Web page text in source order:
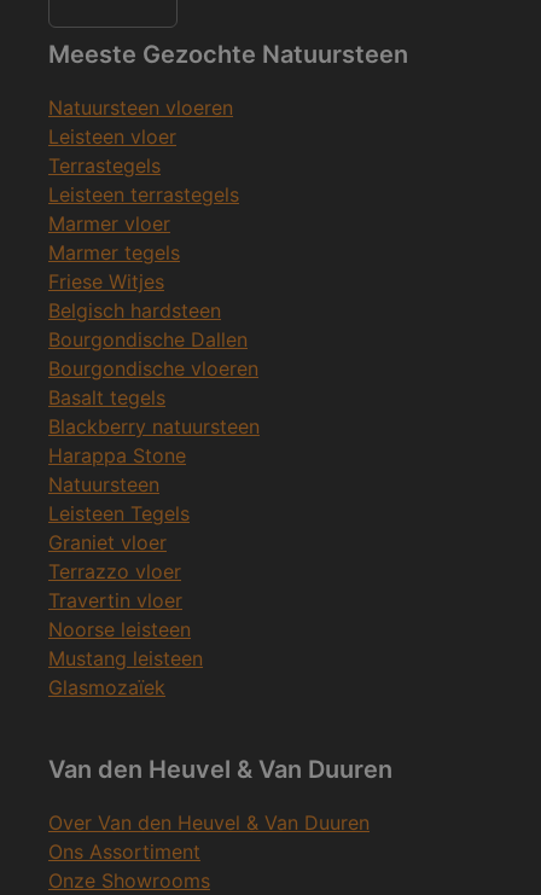
Meeste Gezochte Natuursteen
Natuursteen vloeren
Leisteen vloer
Terrastegels
Leisteen terrastegels
Marmer vloer
Marmer tegels
Friese Witjes
Belgisch hardsteen
Bourgondische Dallen
Bourgondische vloeren
Basalt tegels
Blackberry natuursteen
Harappa Stone
Natuursteen
Leisteen Tegels
Graniet vloer
Terrazzo vloer
Travertin vloer
Noorse leisteen
Mustang leisteen
Glasmozaïek
Van den Heuvel & Van Duuren
Over Van den Heuvel & Van Duuren
Ons Assortiment
Onze Showrooms